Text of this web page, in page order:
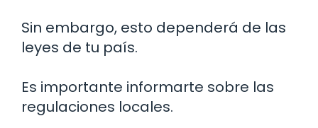
Sin embargo, esto dependerá de las
leyes de tu país.
Es importante informarte sobre las
regulaciones locales.